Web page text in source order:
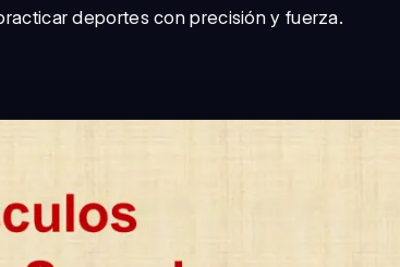
deportes con precisión y fuerza.